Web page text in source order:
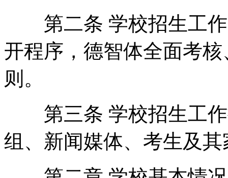
第二条 学校招生工作
开程序，德智体全面考
则。
第三条 学校招生工作
组、新闻媒体、考生及